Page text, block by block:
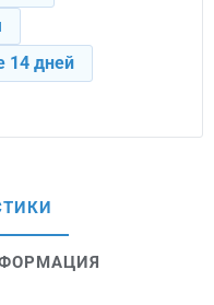
14 дней